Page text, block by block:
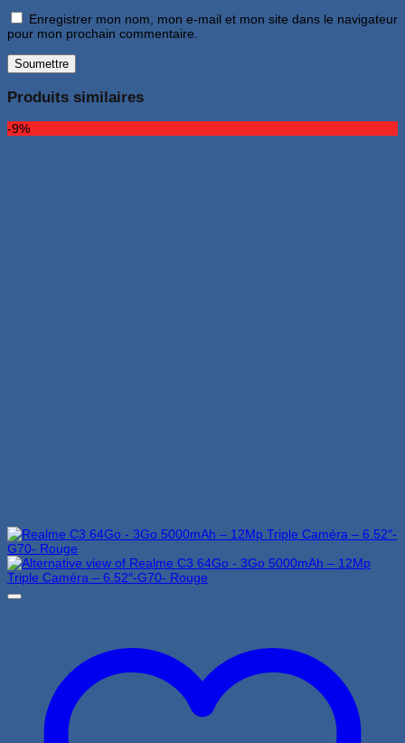
Enregistrer mon nom, mon e-mail et mon site dans le navigateur
pour mon prochain commentaire.
Produits similaires
-9%